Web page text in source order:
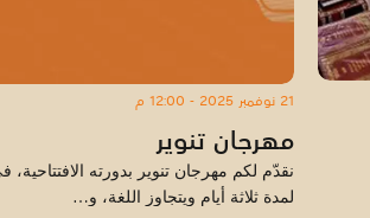
21 نوفمبر 2025 - 12:00 م
مهرجان تنوير
نقدّم لكم مهرجان تنوير بدورته الافتتاحية،
لمدة ثلاثة أيام ويتجاوز اللغة، و…